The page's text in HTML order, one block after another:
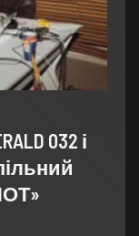
032 і